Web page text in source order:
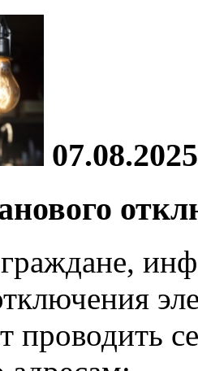
07.08.2025
проводить